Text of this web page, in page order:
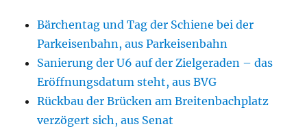
Bärchentag und Tag der Schiene bei der
Parkeisenbahn, aus Parkeisenbahn
Sanierung der U6 auf der Zielgeraden – das
Eröffnungsdatum steht, aus BVG
Rückbau der Brücken am Breitenbachplatz
verzögert sich, aus Senat